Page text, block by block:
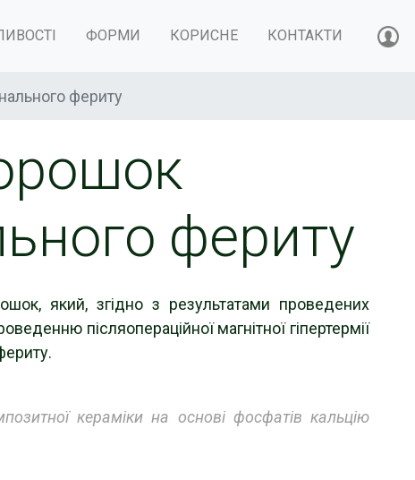
ФОРМИ КОРИСНЕ КОНТАКТИ
фериту
фериту
який, згідно з результатами проведених
післяопераційної магнітної гіпертермії
кераміки на основі фосфатів кальцію